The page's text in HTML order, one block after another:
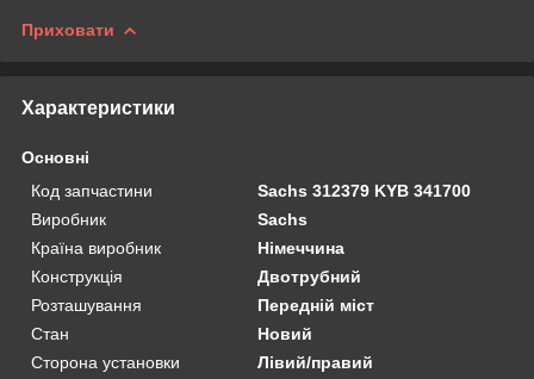
Приховати
Характеристики
Основні
Код запчастини
Sachs 312379 KYB 341700
Виробник
Sachs
Країна виробник
Німеччина
Конструкція
Двотрубний
Розташування
Передній міст
Стан
Новий
Сторона установки
Лівий/правий